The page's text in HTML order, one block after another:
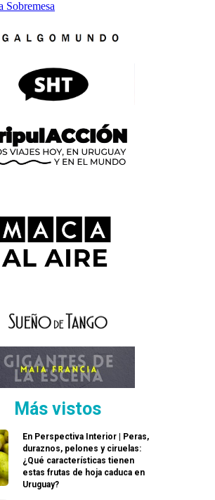
Más vistos
En Perspectiva Interior | Peras,
duraznos, pelones y ciruelas:
¿Qué características tienen
estas frutas de hoja caduca en
Uruguay?